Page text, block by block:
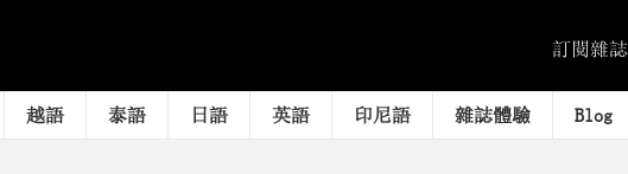
訂閱雜誌
越語 泰語 日語 英語 印尼語 雜誌體驗 Blog